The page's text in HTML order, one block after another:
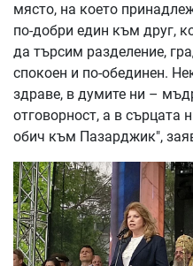
място, на което
по-добри един към друг,
да търсим разделение,
спокоен и по-обединен.
здраве, в думите ни –
отговорност, а в сърцата
обич към Пазарджик",